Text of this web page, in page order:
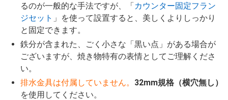
るのが一般的な手法ですが、「カウンター固定フラン
ジセット 」を使って設置すると、美しくよりしっかり
と固定できます。
鉄分が含まれた、ごく小さな「黒い点」がある場合が
ございますが、焼き物特有の表情としてご理解くださ
い。
排水金具は付属していません。 32mm規格（横穴無し）
を使用してください。